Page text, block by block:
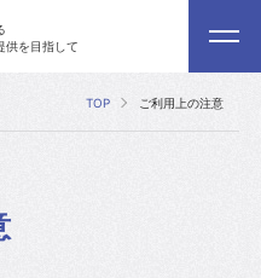
供を目指して
TOP ご利用上の注意